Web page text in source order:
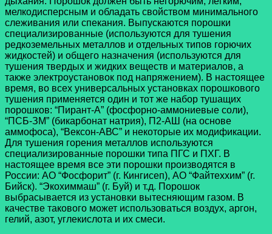
мелкодисперсным и обладать свойством минимального
слеживания или спекания. Выпускаются порошки
специализированные (используются для тушения
редкоземельных металлов и отдельных типов горючих
жидкостей) и общего назначения (используются для
тушения твердых и жидких веществ и материалов, а
также электроустановок под напряжением). В настоящее
время, во всех универсальных установках порошкового
тушения применяется один и тот же набор тушащих
порошков: “Пирант-А” (фосфорно-аммониевые соли),
“ПСБ-ЗМ” (бикарбонат натрия), П2-АШ (на основе
аммофоса), “Вексон-АВС” и некоторые их модификации.
Для тушения горения металлов используются
специализированные порошки типа ПГС и ПХГ. В
настоящее время все эти порошки производятся в
России: АО “Фосфорит” (г. Кингисеп), АО “Файтеххим” (г.
Бийск). “Экохиммаш” (г. Буй) и т.д. Порошок
выбрасывается из установки вытесняющим газом. В
качестве такового может использоваться воздух, аргон,
гелий, азот, углекислота и их смеси.